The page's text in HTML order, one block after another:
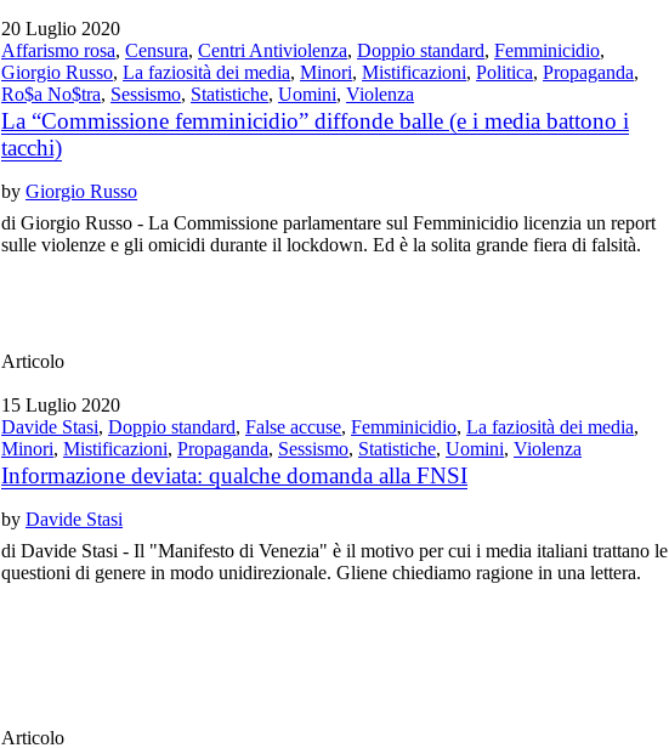
20 Luglio 2020
Affarismo rosa,Censura,Centri Antiviolenza,Doppio standard,Femminicidio,
Giorgio Russo,La faziosità dei media,Minori,Mistificazioni,Politica,Propaganda,
Ro$a No$tra, Sessismo, Statistiche,Uomini,Violenza
La “Commissione femminicidio” diffonde balle (e i media battono i
tacchi)
byGiorgio Russo
di Giorgio Russo - La Commissione parlamentare sul Femminicidio licenzia un report
sulle violenze e gli omicidi durante il lockdown. Ed è la solita grande fiera di falsità.
Articolo
15 Luglio 2020
Davide Stasi,Doppio standard,False accuse,Femminicidio,La faziosità dei media,
Minori,Mistificazioni,Propaganda, Sessismo, Statistiche,Uomini,Violenza
Informazione deviata: qualche domanda alla FNSI
byDavide Stasi
di Davide Stasi - Il "Manifesto di Venezia" è il motivo per cui i media italiani trattano le
questioni di genere in modo unidirezionale. Gliene chiediamo ragione in una lettera.
Articolo